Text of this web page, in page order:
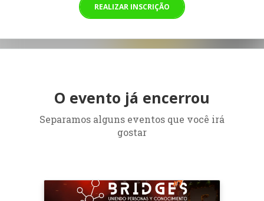
REALIZAR INSCRIÇÃO
O evento já encerrou
Separamos alguns eventos que você irá
gostar